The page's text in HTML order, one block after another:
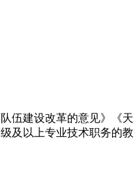
伍建设改革的意见》《天
及以上专业技术职务的教